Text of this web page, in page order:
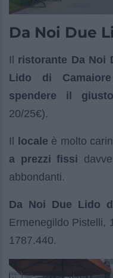
Da Noi Due
Il ristorante Da Noi
Lido di
spendere il
20/25€).
Il locale è molto
a prezzi fissi
abbondanti.
Da Noi Due Lido
Ermenegildo Pistelli,
1787.440.